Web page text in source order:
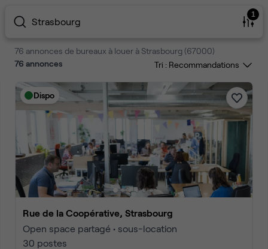
Strasbourg
1
76 annonces de bureaux à louer à Strasbourg (67000)
76 annonces Tri :
Dispo
Rue de la Coopérative, Strasbourg
Open space partagé • sous-location
30 postes